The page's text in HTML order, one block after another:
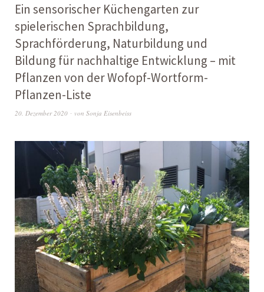
Ein sensorischer Küchengarten zur
spielerischen Sprachbildung,
Sprachförderung, Naturbildung und
Bildung für nachhaltige Entwicklung – mit
Pflanzen von der Wofopf-Wortform-
Pflanzen-Liste
20. Dezember 2020 von Sonja Eisenbeiss